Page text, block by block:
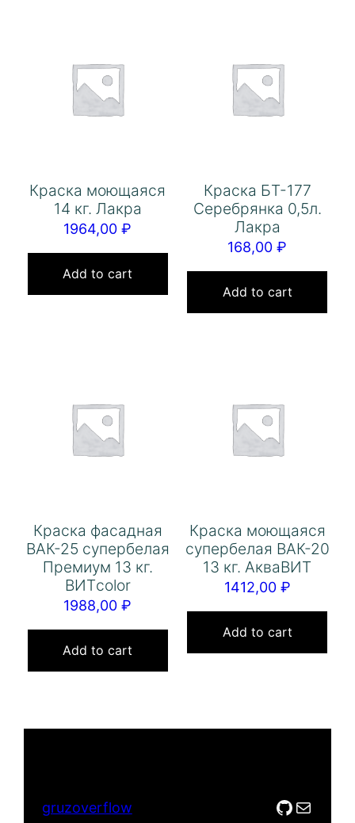
Краска моющаяся
14 кг. Лакра
1964,00₽
Add to cart
Краска БТ-177
Серебрянка 0,5л.
Лакра
168,00₽
Add to cart
Краска фасадная
ВАК-25 супербелая
Премиум 13 кг.
ВИТcolor
1988,00₽
Add to cart
Краска моющаяся
супербелая ВАК-20
13 кг. АкваВИТ
1412,00 ₽
Add to cart
gruzoverflow GitHub
Mail